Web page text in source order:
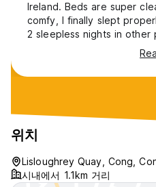
Ireland. Beds are super
comfy, I finally slept
2 sleepless nights in other
Big kitchen and dining
clean showers. Will
come back.
위치
Lisloughrey Quay, Cong,
시내에서 1.1km 거리